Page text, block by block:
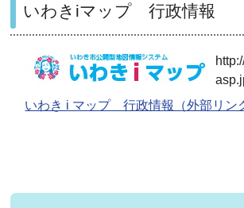
いわきiマップ 行政情報
いわき i マップ 行政情報（外部リン